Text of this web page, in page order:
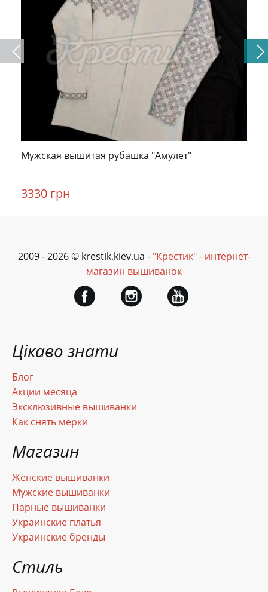
Мужская вышитая рубашка "Амулет"
3330 грн
Цікаво знати
Блог
Акции месяца
Эксклюзивные вышиванки
Как снять мерки
Магазин
Женские вышиванки
Мужские вышиванки
Парные вышиванки
Украинские платья
Украинские бренды
Стиль
2009 - 2026 © krestik.kiev.ua - "Крестик" - интернет-
магазин вышиванок